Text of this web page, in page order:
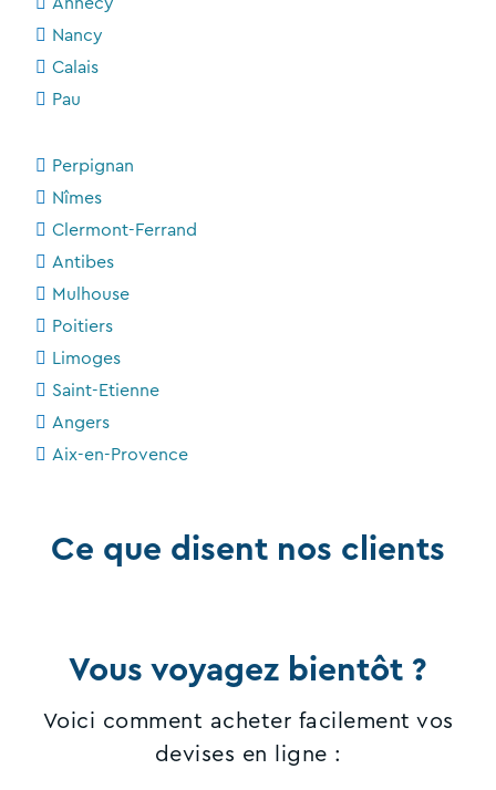
Annecy
Nancy
Calais
Pau
Perpignan
Nîmes
Clermont-Ferrand
Antibes
Mulhouse
Poitiers
Limoges
Saint-Etienne
Angers
Aix-en-Provence
Ce que disent nos clients
Vous voyagez bientôt ?
Voici comment acheter facilement vos
devises en ligne :